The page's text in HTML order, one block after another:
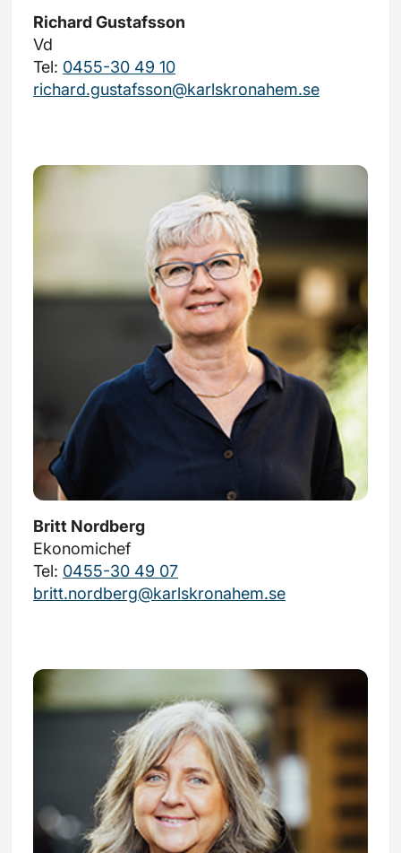
Richard Gustafsson
Tel: 0455-30 49 10
Vd
richard.gustafsson@karlskronahem.se
Britt Nordberg
Tel: 0455-30 49 07
Ekonomichef
britt.nordberg@karlskronahem.se